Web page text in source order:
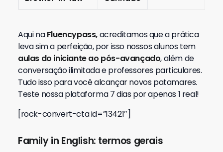
Aqui naFluencypass,acreditamos que a prática
leva sim a perfeição, por isso nossos alunos tem
aulas do iniciante ao pós-avançado, além de
conversação ilimitada e professores particulares.
Tudo isso para você alcançar novos patamares.
Teste nossa plataforma 7 dias por apenas 1 real!
[rock-convert-cta id=”13421″]
Family in English: termos gerais